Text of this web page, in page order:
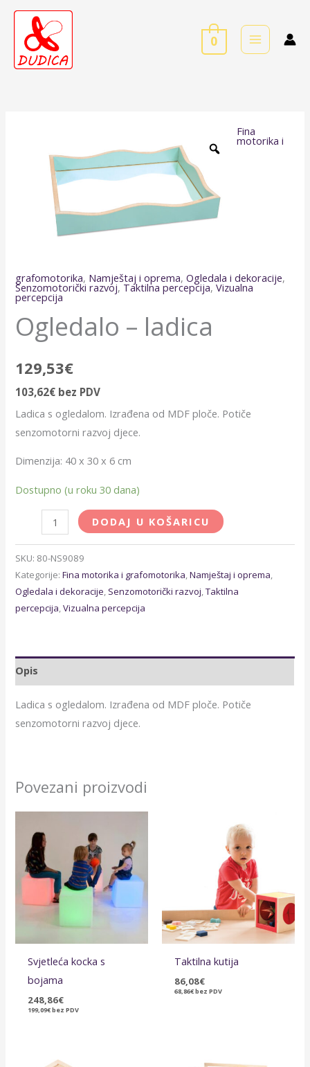
Skip
content
0
Fina
motorika i
grafomotorika, Namještaj i oprema,Ogledala i dekoracije,
Senzomotorički razvoj,Taktilna percepcija,Vizualna
percepcija
Ogledalo – ladica
129,53€
103,62€ bez PDV
Ladica s ogledalom. Izrađena od MDF ploče. Potiče
senzomotorni razvoj djece.
Dimenzija: 40 x 30 x 6 cm
Dostupno (u roku 30 dana)
DODAJ U KOŠARICU
SKU: 80-NS9089
Kategorije:Fina motorika i grafomotorika,Namještaj i oprema,
Ogledala i dekoracije, Senzomotorički razvoj,Taktilna
percepcija,Vizualna percepcija
Opis
Ladica s ogledalom. Izrađena od MDF ploče. Potiče
senzomotorni razvoj djece.
Povezani proizvodi
Svjetleća kocka s
bojama
248,86€
199,09€bez PDV
Taktilna kutija
86,08€
68,86€bez PDV